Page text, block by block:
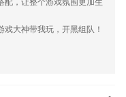
中找出不同。
双向互动，课前进行分组，
老师奖励“小奖杯”，提升孩
戏大神带我玩，开黑组队！